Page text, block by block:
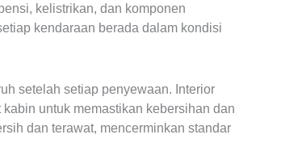
kelistrikan, dan komponen
kendaraan berada dalam kondisi
setelah setiap penyewaan. Interior
untuk memastikan kebersihan dan
dan terawat, mencerminkan standar